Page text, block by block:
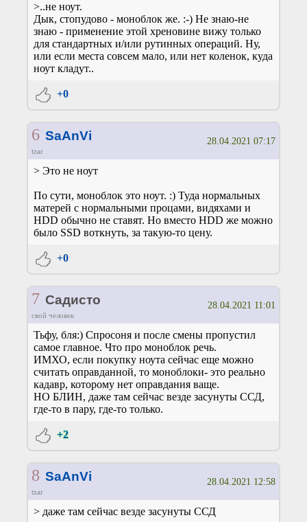
>..не ноут.
Дык, стопудово - моноблок же. :-) Не знаю-не
знаю - применение этой хреновине вижу только
для стандартных и/или рутинных операций. Ну,
или если места совсем мало, или нет коленок, куда
ноут кладут..
+0
6 SaAnVi
tzar
28.04.2021 07:17
> Это не ноут
По сути, моноблок это ноут. :) Туда нормальных
матерей с нормальными процами, видяхами и
HDD обычно не ставят. Но вместо HDD же можно
было SSD воткнуть, за такую-то цену.
+0
7 Садисто
свой человек
28.04.2021 11:01
Тьфу, бля:) Спросоня и после смены пропустил
самое главное. Что про моноблок речь.
ИМХО, если покупку ноута сейчас еще можно
считать оправданной, то моноблоки- это реально
кадавр, которому нет оправдания ваще.
НО БЛИН, даже там сейчас везде засунуты ССД,
где-то в пару, где-то только.
+2
8 SaAnVi
tzar
28.04.2021 12:58
> даже там сейчас везде засунуты ССД